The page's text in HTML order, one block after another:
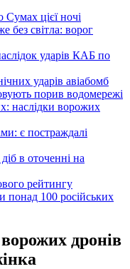
цієї ночі
без світла: ворог
ударів КАБ по
ударів авіабомб
порив водомережі
наслідки ворожих
є постраждалі
в оточенні на
рейтингу
100 російських
дронів